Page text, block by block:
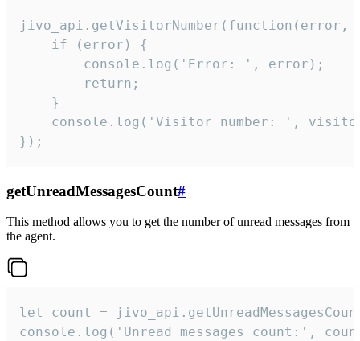
jivo_api.getVisitorNumber(function(error,
    if (error) {
        console.log('Error: ', error);
        return;
    }
console.log('Visitor number: ',
});
getUnreadMessagesCount#
This method allows you to get the number of unread messages from
the agent.
let count =
console.log('Unread messages count:',